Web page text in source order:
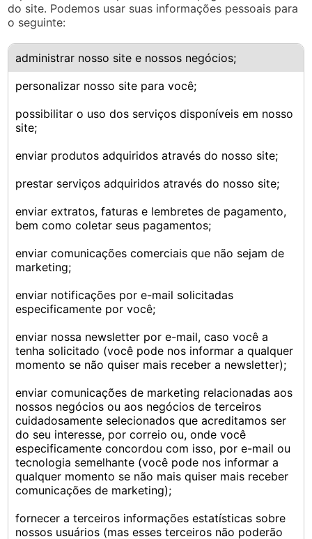
do site. Podemos usar suas informações pessoais para
o seguinte:
administrar nosso site e nossos negócios;
personalizar nosso site para você;
possibilitar o uso dos serviços disponíveis em nosso
site;
enviar produtos adquiridos através do nosso site;
prestar serviços adquiridos através do nosso site;
enviar extratos, faturas e lembretes de pagamento,
bem como coletar seus pagamentos;
enviar comunicações comerciais que não sejam de
marketing;
enviar notificações por e-mail solicitadas
especificamente por você;
enviar nossa newsletter por e-mail, caso você a
tenha solicitado (você pode nos informar a qualquer
momento se não quiser mais receber a newsletter);
enviar comunicações de marketing relacionadas aos
nossos negócios ou aos negócios de terceiros
cuidadosamente selecionados que acreditamos ser
do seu interesse, por correio ou, onde você
especificamente concordou com isso, por e-mail ou
tecnologia semelhante (você pode nos informar a
qualquer momento se não mais quiser mais receber
comunicações de marketing);
fornecer a terceiros informações estatísticas sobre
nossos usuários (mas esses terceiros não poderão